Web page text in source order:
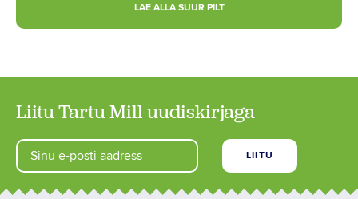
LAE ALLA SUUR PILT
Liitu Tartu Mill uudiskirjaga